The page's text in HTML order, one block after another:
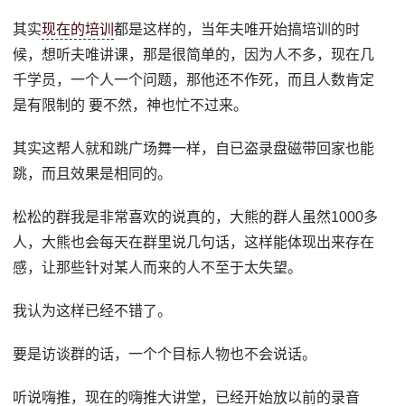
其实现在的培训都是这样的，当年夫唯开始搞培训的时
候，想听夫唯讲课，那是很简单的，因为人不多，现在几
千学员，一个人一个问题，那他还不作死，而且人数肯定
是有限制的 要不然，神也忙不过来。
其实这帮人就和跳广场舞一样，自已盗录盘磁带回家也能
跳，而且效果是相同的。
松松的群我是非常喜欢的说真的，大熊的群人虽然1000多
人，大熊也会每天在群里说几句话，这样能体现出来存在
感，让那些针对某人而来的人不至于太失望。
我认为这样已经不错了。
要是访谈群的话，一个个目标人物也不会说话。
听说嗨推，现在的嗨推大讲堂，已经开始放以前的录音